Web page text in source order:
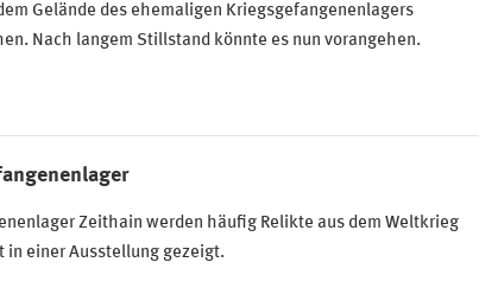
Gelände des ehemaligen Kriegsgefangenenlagers
Nach langem Stillstand könnte es nun vorangehen.
Zeithain werden häufig Relikte aus dem Weltkrieg
in einer Ausstellung gezeigt.